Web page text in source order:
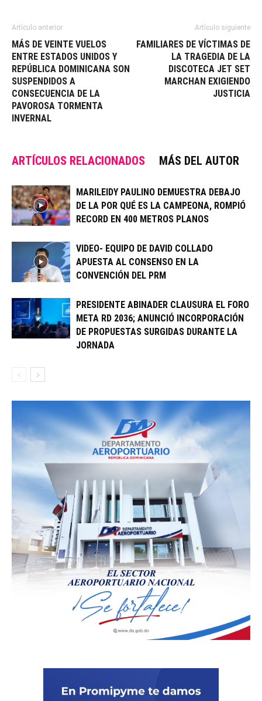
Artículo anterior
MÁS DE VEINTE VUELOS
ENTRE ESTADOS UNIDOS Y
REPÚBLICA DOMINICANA SON
SUSPENDIDOS A
CONSECUENCIA DE LA
PAVOROSA TORMENTA
INVERNAL
Artículo siguiente
FAMILIARES DE VÍCTIMAS DE
LA TRAGEDIA DE LA
DISCOTECA JET SET
MARCHAN EXIGIENDO
JUSTICIA
ARTÍCULOS RELACIONADOS MÁS DEL AUTOR
MARILEIDY PAULINO DEMUESTRA DEBAJO
DE LA POR QUÉ ES LA CAMPEONA, ROMPIÓ
RECORD EN 400 METROS PLANOS
VIDEO- EQUIPO DE DAVID COLLADO
APUESTA AL CONSENSO EN LA
CONVENCIÓN DEL PRM
PRESIDENTE ABINADER CLAUSURA EL FORO
META RD 2036; ANUNCIÓ INCORPORACIÓN
DE PROPUESTAS SURGIDAS DURANTE LA
JORNADA